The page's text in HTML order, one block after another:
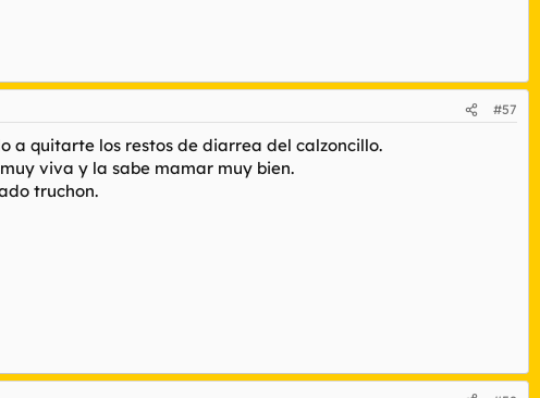
#57
a quitarte los restos de diarrea del calzoncillo.
viva y la sabe mamar muy bien.
truchon.